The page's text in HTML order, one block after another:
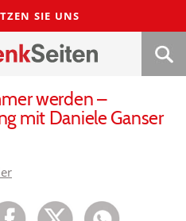
SIE UNS
werden –
mit Daniele Ganser